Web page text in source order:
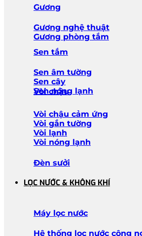
Gương
Gương nghệ thuật
Gương phòng tắm
Sen tắm
Sen âm tường
Sen cây
Sen nóng lạnh
Vòi chậu
Vòi chậu cảm ứng
Vòi gắn tường
Vòi lạnh
Vòi nóng lạnh
Đèn sưởi
LỌC NƯỚC & KHÔNG KHÍ
Máy lọc nước
Hệ thống lọc nước công